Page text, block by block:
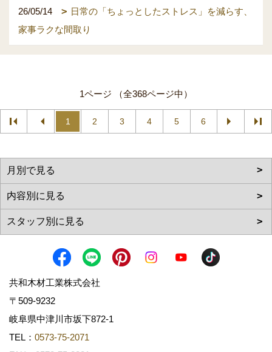
26/05/14
日常の「ちょっとしたストレス」を減らす、
家事ラクな間取り
1ページ （全368ページ中）
1 2 3 4 5 6
共和木材工業株式会社
〒509-9232
岐阜県中津川市坂下872‐1
TEL： 0573-75-2071